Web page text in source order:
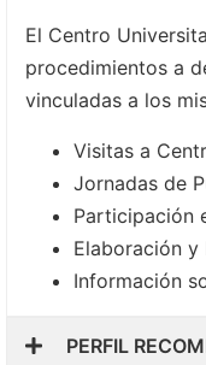
El Centro
procedimientos a
vinculadas a los
Visitas a
Jornadas de
Participación
Elaboración
Información
PERFIL